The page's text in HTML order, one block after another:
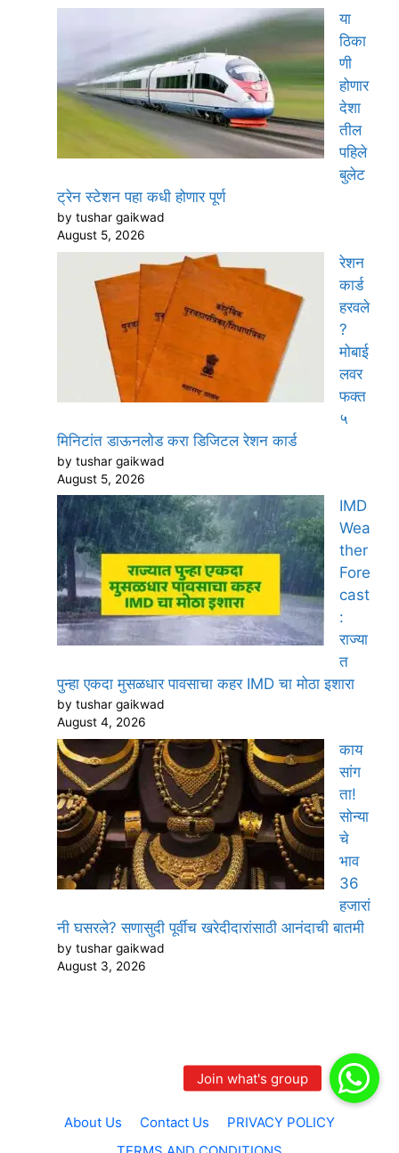
या
ठिका
णी
होणार
देशा
तील
पहिले
बुलेट
ट्रेन स्टेशन पहा कधी होणार पूर्ण
by tushar gaikwad
August 5, 2026
रेशन
कार्ड
हरवले
?
मोबाई
लवर
फक्त
५
मिनिटांत डाऊनलोड करा डिजिटल रेशन कार्ड
by tushar gaikwad
August 5, 2026
IMD
Wea
ther
Fore
cast
:
राज्या
त
पुन्हा एकदा मुसळधार पावसाचा कहर IMD चा मोठा इशारा
by tushar gaikwad
August 4, 2026
काय
सांग
ता!
सोन्या
चे
भाव
36
हजारां
नी घसरले? सणासुदी पूर्वीच खरेदीदारांसाठी आनंदाची बातमी
by tushar gaikwad
August 3, 2026
About Us Contact Us
PRIVACY POLICY